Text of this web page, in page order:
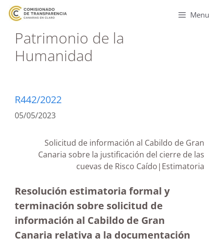
Menu
Patrimonio de la
Humanidad
R442/2022
05/05/2023
Solicitud de información al Cabildo de Gran
Canaria sobre la justificación del cierre de las
cuevas de Risco Caído|Estimatoria
Resolución estimatoria formal y
terminación sobre solicitud de
información al Cabildo de Gran
Canaria relativa a la documentación